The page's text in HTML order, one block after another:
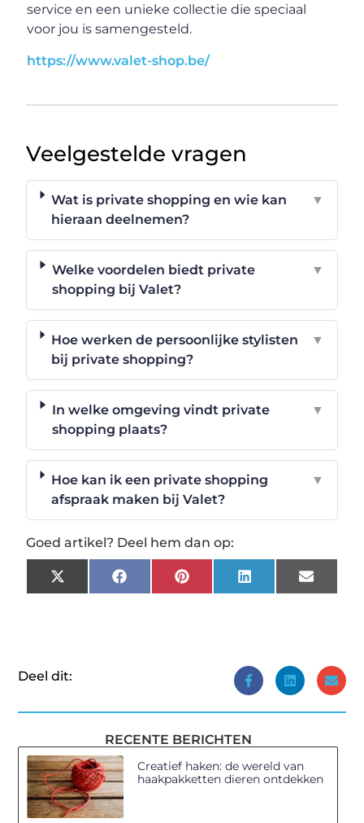
service en een unieke collectie die speciaal
voor jou is samengesteld.
https://www.valet-shop.be/
Veelgestelde vragen
Wat is private shopping en wie kan
hieraan deelnemen?
▼
Welke voordelen biedt private
shopping bij Valet?
▼
Hoe werken de persoonlijke stylisten
bij private shopping?
▼
In welke omgeving vindt private
shopping plaats?
▼
Hoe kan ik een private shopping
afspraak maken bij Valet?
▼
Goed artikel? Deel hem dan op:
X
(Twitter)
FacebookPinterestLinkedInEmail
Deel dit:
RECENTE BERICHTEN
Creatief haken: de wereld van
haakpakketten dieren ontdekken